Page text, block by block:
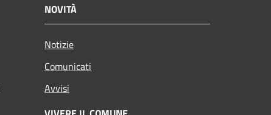
NOVITÀ
Notizie
Comunicati
Avvisi